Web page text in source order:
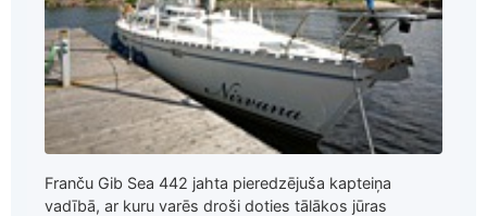
Franču Gib Sea 442 jahta pieredzējuša kapteiņa
vadībā, ar kuru varēs droši doties tālākos jūras